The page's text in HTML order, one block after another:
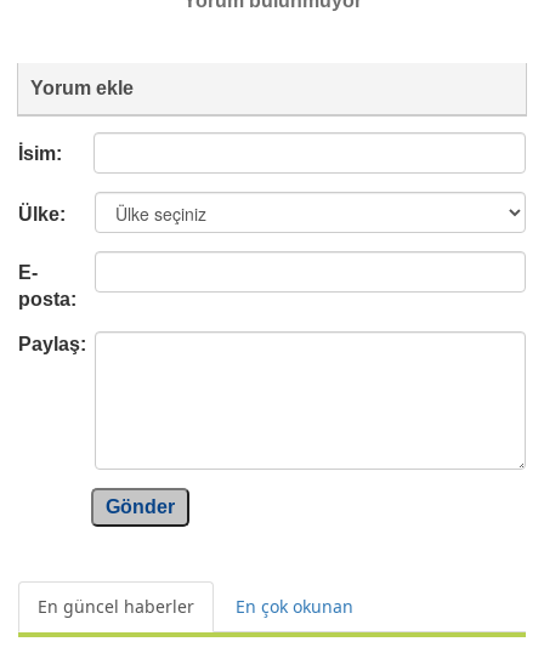
Yorum ekle
İsim:
Ülke:
E-
posta:
Paylaş:
Gönder
En güncel haberler En çok okunan